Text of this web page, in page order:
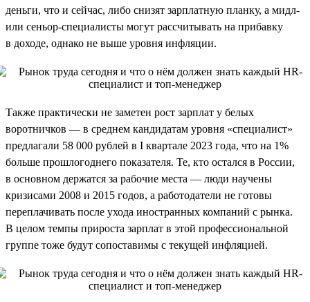
деньги, что и сейчас, либо снизят зарплатную планку, а мидл-
или сеньор-специалисты могут рассчитывать на прибавку
в доходе, однако не выше уровня инфляции.
Также практически не заметен рост зарплат у белых
воротничков — в среднем кандидатам уровня «специалист»
предлагали 58 000 рублей в I квартале 2023 года, что на 1%
больше прошлогоднего показателя. Те, кто остался в России,
в основном держатся за рабочие места — люди научены
кризисами 2008 и 2015 годов, а работодатели не готовы
переплачивать после ухода иностранных компаний с рынка.
В целом темпы прироста зарплат в этой профессиональной
группе тоже будут сопоставимы с текущей инфляцией.